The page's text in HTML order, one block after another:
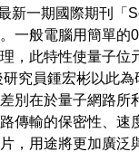
新一期國際期刊
一般電腦用簡單
，此特性使量子
究員鍾宏彬以此
別在於量子網路
傳輸的保密性、
，用途將更加廣